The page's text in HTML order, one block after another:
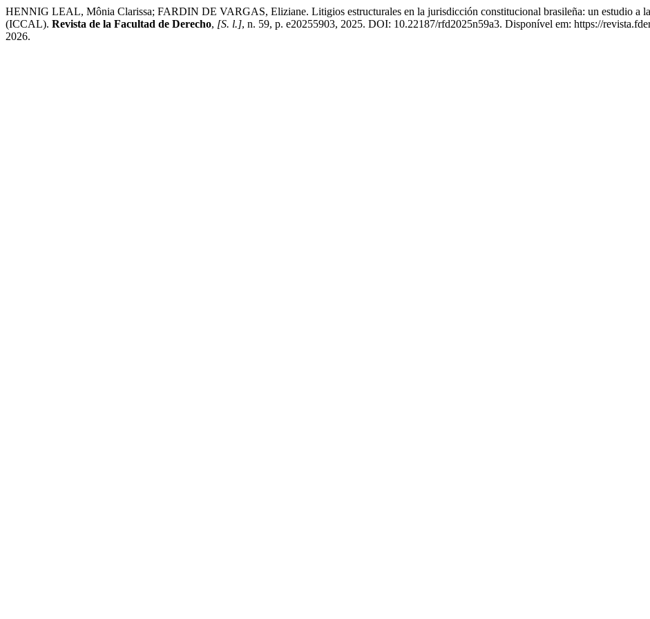
HENNIG LEAL, Mônia Clarissa; FARDIN DE VARGAS, Eliziane. Litigios estructurales en la jurisdicción constitucional brasileña: un estudio a
(ICCAL). Revista de la Facultad de Derecho, [S. l.], n. 59, p. e20255903, 2025. DOI: 10.22187/rfd2025n59a3. Disponível em: https://
2026.